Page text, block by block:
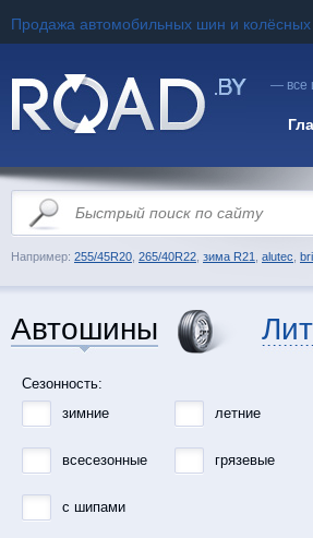
Продажа автомобильных шин и колёсных
— все
Например: 255/45R20 265/40R22 зима R21 alutec
Автошины
Сезонность:
зимние
летние
всесезонные грязевые
с шипами